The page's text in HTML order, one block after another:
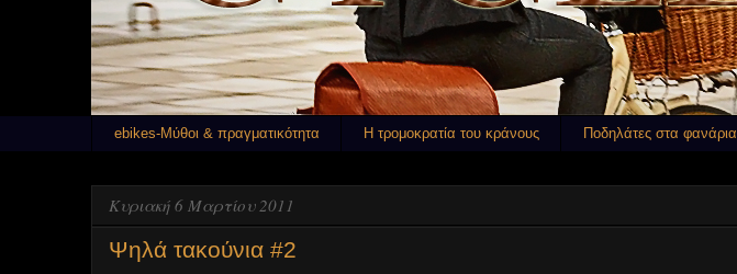
ebikes-Μύθοι & πραγματικότητα Η τρομοκρατία του κράνους Ποδηλάτες στα φανάρια
Κυριακή 6 Μαρτίου 2011
Ψηλά τακούνια #2